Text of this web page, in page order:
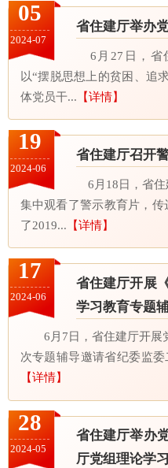
05
2024-07
省住建厅举办
6月27日，省
以“摆脱思想上的贫困、追
体党员干... 【详情】
19
2024-06
省住建厅召开
6月18日，省住
集中观看了警示教育片，
了2019... 【详情】
17
2024-06
省住建厅开展
学习教育专题
6月7日，省住建厅开
次专题辅导邀请省纪委监
【详情】
28
2024-05
省住建厅举办
厅党组理论学